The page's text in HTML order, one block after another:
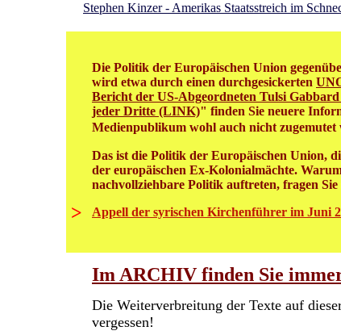
Stephen Kinzer - Amerikas Staatsstreich im
Die Politik der Europäischen Union
wird etwa durch einen durchgesickerten
Bericht der US-Abgeordneten Tulsi
jeder Dritte (LINK)" finden Sie neuere
Medienpublikum wohl auch nicht zugemutet
Das ist die Politik der Europäischen Union,
der europäischen Ex-Kolonialmächte.
nachvollziehbare Politik auftreten, fragen Sie
> Appell der syrischen Kirchenführer im Juni
Im ARCHIV finden Sie
Die Weiterverbreitung der Texte auf
vergessen!